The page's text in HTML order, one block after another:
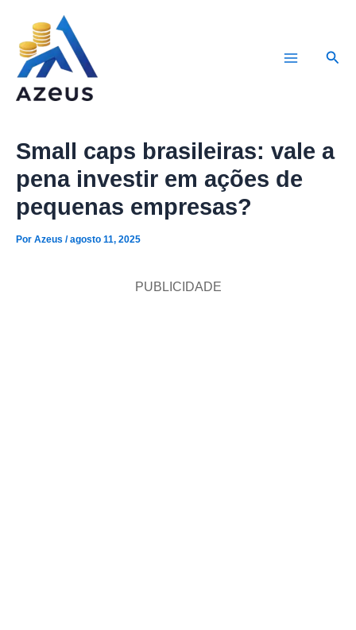
conteúdo
Small caps brasileiras: vale a
pena investir em ações de
pequenas empresas?
Por Azeus /agosto 11, 2025
PUBLICIDADE